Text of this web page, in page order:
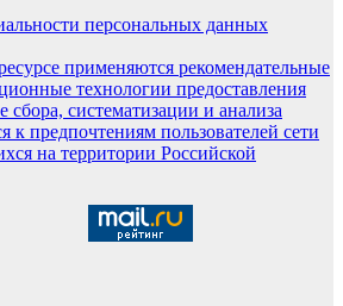
персональных данных
применяются рекомендательные
технологии предоставления
систематизации и анализа
к предпочтениям пользователей сети
на территории Российской